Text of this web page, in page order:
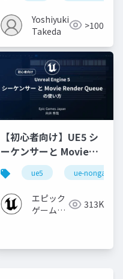
Yoshiyuki
Takeda
>100
【初心者向け】UE5 シ
ーケンサーと Movie
Render Queue の使い
方【Cinematic Dive
2023】
ue5 ue-nongame
エピック
ゲームズ
313K